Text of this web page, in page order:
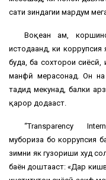
сатҳи зиндагии мардум
Воқеан ҳам,
истодаанд, ки коррупсия
буда, ба сохторҳои
манфӣ мерасонад. Он на
таҳдид мекунад, балки
қарор додааст.
“Transparency
мубориза бо коррупсия
зимни як гузориши худ
баён доштааст: «Дар